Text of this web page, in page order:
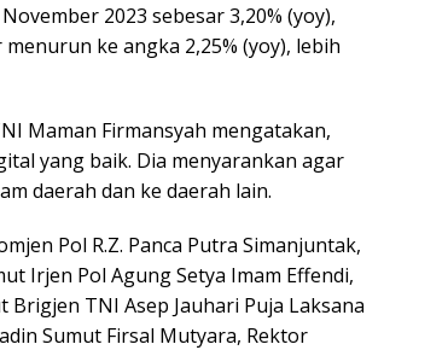
2023 sebesar 3,20% (yoy),
ke angka 2,25% (yoy), lebih
Maman Firmansyah mengatakan,
yang baik. Dia menyarankan agar
daerah dan ke daerah lain.
Pol R.Z. Panca Putra Simanjuntak,
Irjen Pol Agung Setya Imam Effendi,
Brigjen TNI Asep Jauhari Puja Laksana
Sumut Firsal Mutyara, Rektor